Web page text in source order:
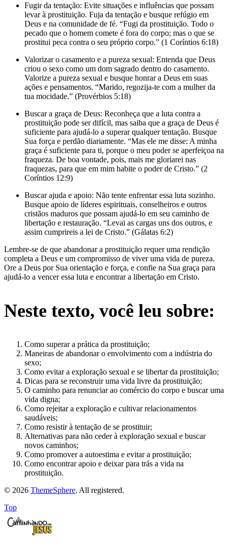
Fugir da tentação: Evite situações e influências que possam
levar à prostituição. Fuja da tentação e busque refúgio em
Deus e na comunidade de fé. “Fugi da prostituição. Todo o
pecado que o homem comete é fora do corpo; mas o que se
prostitui peca contra o seu próprio corpo.” (1 Coríntios 6:18)
Valorizar o casamento e a pureza sexual: Entenda que Deus
criou o sexo como um dom sagrado dentro do casamento.
Valorize a pureza sexual e busque honrar a Deus em suas
ações e pensamentos. “Marido, regozija-te com a mulher da
tua mocidade.” (Provérbios 5:18)
Buscar a graça de Deus: Reconheça que a luta contra a
prostituição pode ser difícil, mas saiba que a graça de Deus é
suficiente para ajudá-lo a superar qualquer tentação. Busque
Sua força e perdão diariamente. “Mas ele me disse: A minha
graça é suficiente para ti, porque o meu poder se aperfeiçoa na
fraqueza. De boa vontade, pois, mais me gloriarei nas
fraquezas, para que em mim habite o poder de Cristo.” (2
Coríntios 12:9)
Buscar ajuda e apoio: Não tente enfrentar essa luta sozinho.
Busque apoio de líderes espirituais, conselheiros e outros
cristãos maduros que possam ajudá-lo em seu caminho de
libertação e restauração. “Levai as cargas uns dos outros, e
assim cumprireis a lei de Cristo.” (Gálatas 6:2)
Lembre-se de que abandonar a prostituição requer uma rendição
completa a Deus e um compromisso de viver uma vida de pureza.
Ore a Deus por Sua orientação e força, e confie na Sua graça para
ajudá-lo a vencer essa luta e encontrar a libertação em Cristo.
Neste texto, você leu sobre:
Como superar a prática da prostituição;
Maneiras de abandonar o envolvimento com a indústria do
sexo;
Como evitar a exploração sexual e se libertar da prostituição;
Dicas para se reconstruir uma vida livre da prostituição;
O caminho para renunciar ao comércio do corpo e buscar uma
vida digna;
Como rejeitar a exploração e cultivar relacionamentos
saudáveis;
Como resistir à tentação de se prostituir;
Alternativas para não ceder à exploração sexual e buscar
novos caminhos;
Como promover a autoestima e evitar a prostituição;
Como encontrar apoio e deixar para trás a vida na
prostituição.
© 2026 ThemeSphere. All registered.
Top